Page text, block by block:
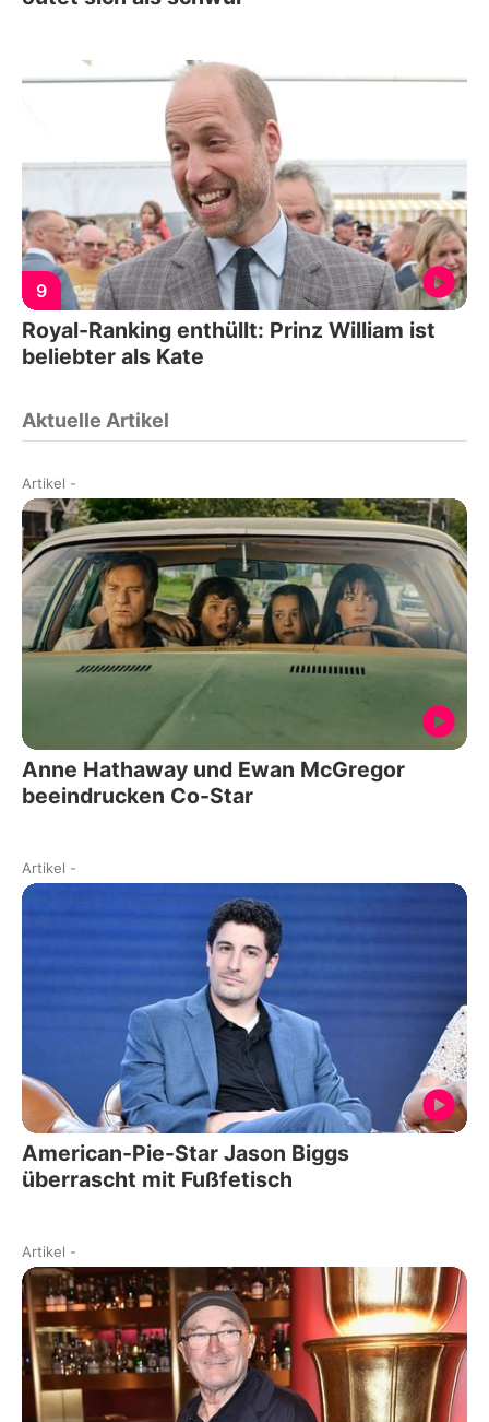
9
Royal-Ranking enthüllt: Prinz William ist
beliebter als Kate
Aktuelle Artikel
Artikel -
Anne Hathaway und Ewan McGregor
beeindrucken Co-Star
Artikel -
American-Pie-Star Jason Biggs
überrascht mit Fußfetisch
Artikel -